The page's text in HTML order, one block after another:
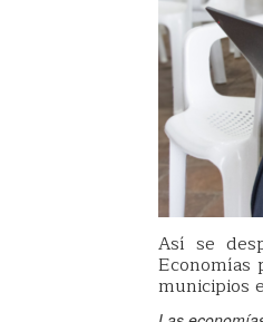
Así se
Economías
municipios